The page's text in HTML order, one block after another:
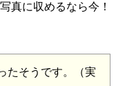
真に収めるなら今！
たそうです。（実